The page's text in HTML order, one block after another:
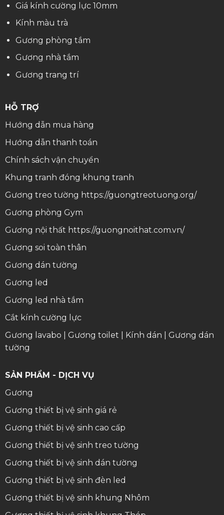
Giá kính cường lực 10mm
Kính màu trà
Gương phòng tắm
Gương nhà tắm
Gương trang trí
HỖ TRỢ
Hướng dẫn mua hàng
Hướng dẫn thanh toán
Chính sách vận chuyển
Khung tranh đóng khung tranh
Gương treo tường https://guongtreotuong.org/
Gương phòng Gym
Gương nội thất https://guongnoithat.com.vn/
Gương soi toàn thân
Gương dán tường
Gương led
Gương led nhà tắm
Cắt kính cường lực
Gương lavabo
Gương toilet Kính dán
Gương dán
tường
SẢN PHẨM - DỊCH VỤ
Gương
Gương thiết bị vệ sinh giá rẻ
Gương thiết bị vệ sinh cao cấp
Gương thiết bị vệ sinh treo tường
Gương thiết bị vệ sinh dán tường
Gương thiết bị vệ sinh đèn led
Gương thiết bị vệ sinh khung Nhôm